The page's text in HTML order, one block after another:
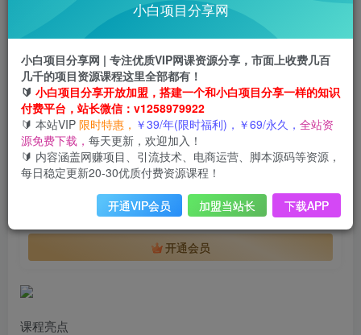
2年前发布
关注
0 784 51
此内容为付费阅读，请付费后查看
会员专属资源
您暂无购买权限，请先开通会员
开通会员
付费阅读
课程亮点
小白项目分享网
小白项目分享网 | 专注优质VIP网课资源分享，市面上收费几百
几千的项目资源课程这里全部都有！
🔰 小白项目分享开放加盟，搭建一个和小白项目分享一样的知识
付费平台，站长微信：v1258979922
🔰 本站VIP 限时特惠， ￥39/年(限时福利)，￥69/永久， 全站资
源免费下载， 每天更新，欢迎加入！
🔰 内容涵盖网赚项目、引流技术、电商运营、脚本源码等资源，
每日稳定更新20-30优质付费资源课程！
开通VIP会员 加盟当站长 下载APP